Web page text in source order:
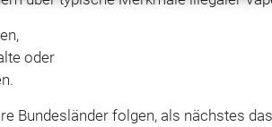
oder
Bundesländer folgen, als nächstes das